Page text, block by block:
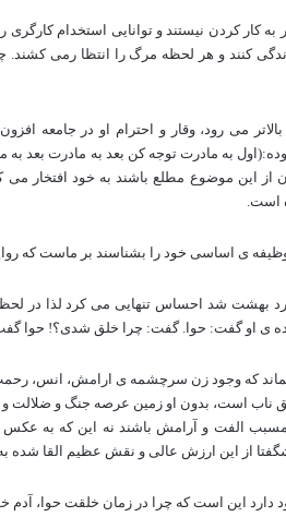
کار کردن نیستند و توانایی استخدام کارگری
کنند و هر لحظه مرگ را انتظا رمی کشند.
می رود، وقار و احترام او در جامعه
به مادرت توجه کن بعد به مادرت بعد به
این موضوع مطلع باشند به خود افتخار می
است.
ی اساسی خود را بشناسند بر ماست که
بهشت شد احساس تنهایی می کرد لذا در
ی او گفت: حوا. گفت: چرا خلق شدی؟! حوا
که وجود زن سرچشمه ی ارامش، انس،
است، بدون او زمین عرصه جنگ و ضلالت و
مسبب الفت و آرامش باشند نه این که به
از این ارزش عالی و نقش عظیم القا شده
دارد این است که چرا در زمان خلقت حوا، آدم